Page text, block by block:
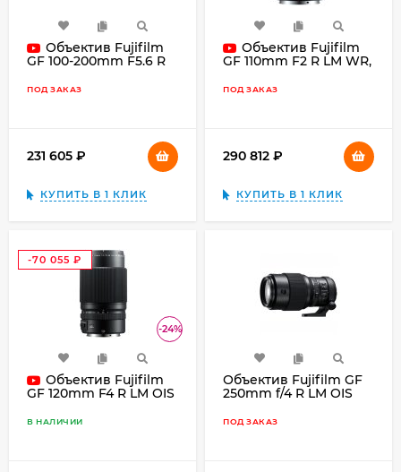
Объектив Fujifilm
GF 100-200mm F5.6 R
ПОД ЗАКАЗ
231 605
КУПИТЬ В 1 КЛИК
Объектив Fujifilm
GF 110mm F2 R LM WR,
ПОД ЗАКАЗ
290 812
КУПИТЬ В 1 КЛИК
-24%
-70 055
Объектив Fujifilm
GF 120mm F4 R LM OIS
В НАЛИЧИИ
Объектив Fujifilm GF
250mm f/4 R LM OIS
ПОД ЗАКАЗ